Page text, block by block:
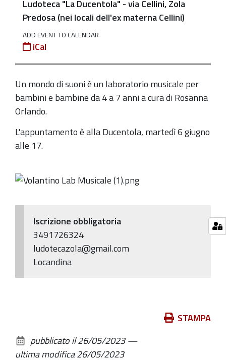
06-
06T18:00:00+02:00
Martedì'
giugno
laboratorio
speciale
per
bambini
e
Ludoteca "La Ducentola" - via Cellini, Zola
Predosa (nei locali dell'ex materna Cellini)
ADD EVENT TO CALENDAR
iCal
Un mondo di suoni è un laboratorio musicale per
bambini e bambine da 4 a 7 anni a cura di Rosanna
Orlando.
L'appuntamento è alla Ducentola, martedì 6 giugno
alle 17.
Iscrizione obbligatoria
3491726324
ludotecazola@gmail.com
Locandina
documento
STAMPA
pubblicato il26/05/2023—
ultima modifica26/05/2023